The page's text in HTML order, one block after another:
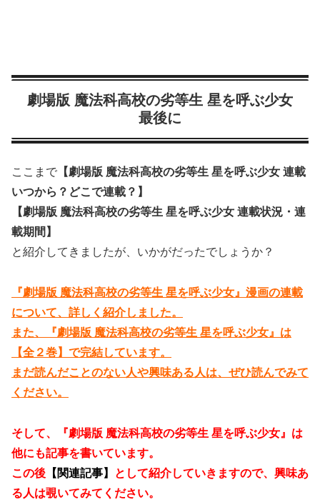
劇場版 魔法科高校の劣等生 星を呼ぶ少女
最後に
ここまで 【劇場版 魔法科高校の劣等生 星を呼ぶ少女 連載
いつから？どこで連載？】
【劇場版 魔法科高校の劣等生 星を呼ぶ少女 連載状況・連
載期間】
と紹介してきましたが、いかがだったでしょうか？
『劇場版 魔法科高校の劣等生 星を呼ぶ少女』漫画の連載
について、詳しく紹介しました。
また、『劇場版 魔法科高校の劣等生 星を呼ぶ少女』は
【全２巻】で完結しています。
まだ読んだことのない人や興味ある人は、ぜひ読んでみて
ください。
そして、『劇場版 魔法科高校の劣等生 星を呼ぶ少女』は
他にも記事を書いています。
この後 【関連記事】
として紹介していきますので、興味あ
る人は覗いてみてください。